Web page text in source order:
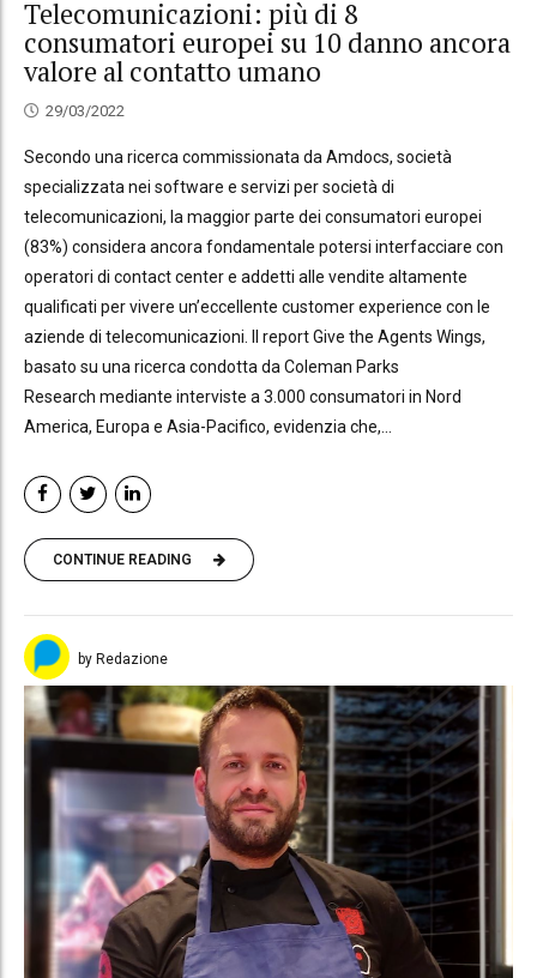
Telecomunicazioni: più di 8
consumatori europei su 10 danno ancora
valore al contatto umano
29/03/2022
Secondo una ricerca commissionata da Amdocs, società
specializzata nei software e servizi per società di
telecomunicazioni, la maggior parte dei consumatori europei
(83%) considera ancora fondamentale potersi interfacciare con
operatori di contact center e addetti alle vendite altamente
qualificati per vivere un’eccellente customer experience con le
aziende di telecomunicazioni. Il report Give the Agents Wings,
basato su una ricerca condotta da Coleman Parks
Research mediante interviste a 3.000 consumatori in Nord
America, Europa e Asia-Pacifico, evidenzia che,...
CONTINUE READING
by Redazione